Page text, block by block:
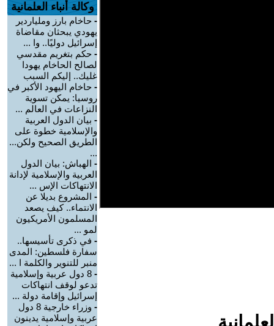
وكالة أنباء العلمانية
- حاخام بارز وملياردير
يهودي يبحثان مقاضاة
إسرائيل دوليًا.. وا ...
- حكم بتغريم مقدسي
لصالح الحاخام يهودا
غليك.. إليكم السبب
- حاخام اليهود الأكبر في
روسيا: يمكن تسوية
النزاعات في العالم ...
- بيان الدول العربية
والإسلامية خطوة على
الطريق الصحيح ولكن...
...
- الهباش: بيان الدول
العربية والإسلامية لإدانة
الانتهاكات الإس ...
- المشروع بديلا عن
الانتماء.. كيف يصعد
المسلمون الأمريكيون
لمو ...
- في ذكرى تأسيسها..
سفارة فلسطين: المدى
منبر للتنوير والكلمة ا ...
-
8 دول عربية وإسلامية
تدعو لوقف انتهاكات
إسرائيل وإقامة دولة ...
-
وزراء خارجية 8 دول
عربية وإسلامية يدينون